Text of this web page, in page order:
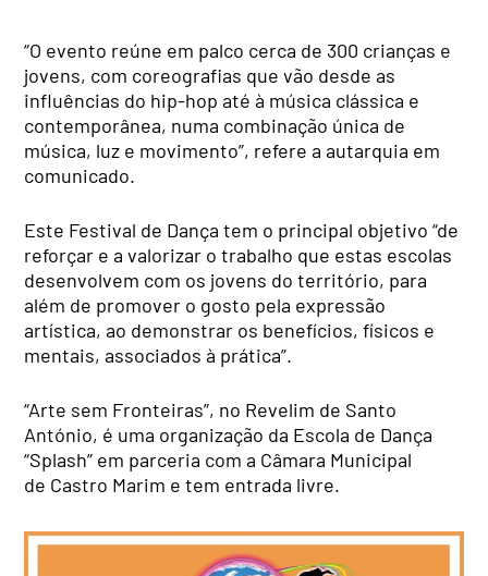
“O evento reúne em palco cerca de 300 crianças e
jovens, com coreografias que vão desde as
influências do hip-hop até à música clássica e
contemporânea, numa combinação única de
música, luz e movimento”, refere a autarquia em
comunicado.
Este Festival de Dança tem o principal objetivo “de
reforçar e a valorizar o trabalho que estas escolas
desenvolvem com os jovens do território, para
além de promover o gosto pela expressão
artística, ao demonstrar os benefícios, físicos e
mentais, associados à prática”.
“Arte sem Fronteiras”, no Revelim de Santo
António, é uma organização da Escola de Dança
“Splash” em parceria com a Câmara Municipal
de Castro Marim e tem entrada livre.